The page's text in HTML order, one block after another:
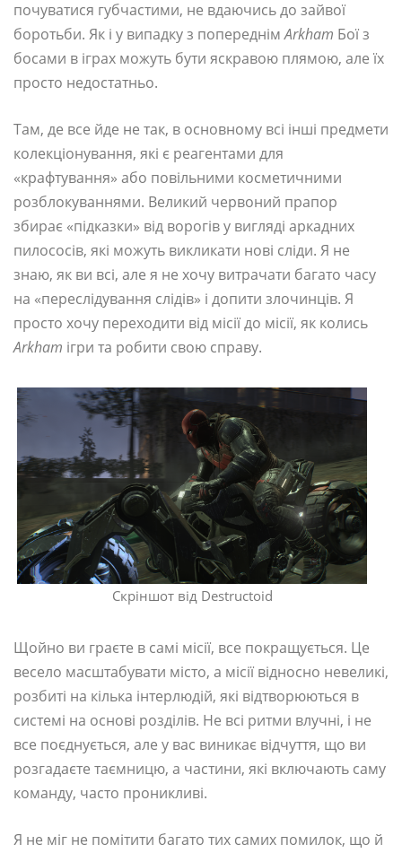
почуватися губчастими, не вдаючись до зайвої
боротьби. Як і у випадку з попереднімArkham Бої з
босами в іграх можуть бути яскравою плямою, але їх
просто недостатньо.
Там, де все йде не так, в основному всі інші предмети
колекціонування, які є реагентами для
«крафтування» або повільними косметичними
розблокуваннями. Великий червоний прапор
збирає «підказки» від ворогів у вигляді аркадних
пилососів, які можуть викликати нові сліди. Я не
знаю, як ви всі, але я не хочу витрачати багато часу
на «переслідування слідів» і допити злочинців. Я
просто хочу переходити від місії до місії, як колись
Arkham ігри та робити свою справу.
Скріншот від Destructoid
Щойно ви граєте в самі місії, все покращується. Це
весело масштабувати місто, а місії відносно невеликі,
розбиті на кілька інтерлюдій, які відтворюються в
системі на основі розділів. Не всі ритми влучні, і не
все поєднується, але у вас виникає відчуття, що ви
розгадаєте таємницю, а частини, які включають саму
команду, часто проникливі.
Я не міг не помітити багато тих самих помилок, що й